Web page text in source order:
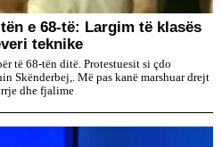
e 68-të: Largim të klasës
teknike
të 68-tën ditë. Protestuesit si çdo
Skënderbej,. Më pas kanë marshuar drejt
dhe fjalime